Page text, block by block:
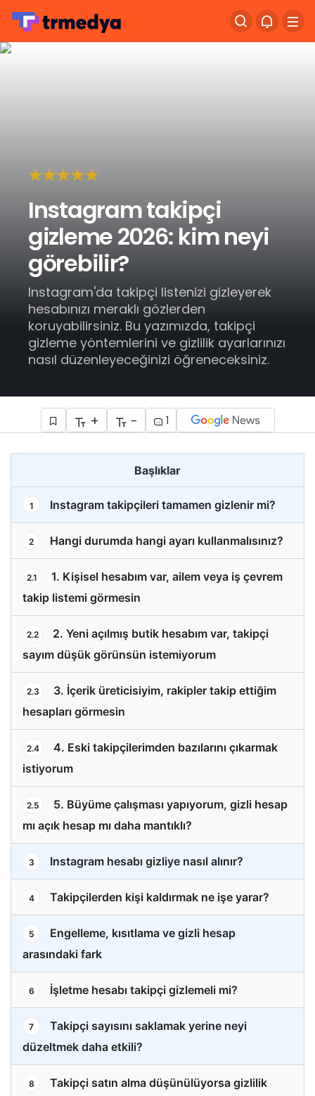
Instagram takipçi
gizleme 2026: kim neyi
görebilir?
Instagram'da takipçi listenizi gizleyerek
hesabınızı meraklı gözlerden
koruyabilirsiniz. Bu yazımızda, takipçi
gizleme yöntemlerini ve gizlilik ayarlarınızı
nasıl düzenleyeceğinizi öğreneceksiniz.
+ - 1
Başlıklar
1 Instagram takipçileri tamamen gizlenir mi?
2 Hangi durumda hangi ayarı kullanmalısınız?
2.1
1. Kişisel hesabım var, ailem veya iş çevrem
takip listemi görmesin
2.2
2. Yeni açılmış butik hesabım var, takipçi
sayım düşük görünsün istemiyorum
2.3
3. İçerik üreticisiyim, rakipler takip ettiğim
hesapları görmesin
2.4
4. Eski takipçilerimden bazılarını çıkarmak
istiyorum
2.5
5. Büyüme çalışması yapıyorum, gizli hesap
mı açık hesap mı daha mantıklı?
3 Instagram hesabı gizliye nasıl alınır?
4 Takipçilerden kişi kaldırmak ne işe yarar?
5
Engelleme, kısıtlama ve gizli hesap
arasındaki fark
6 İşletme hesabı takipçi gizlemeli mi?
7
Takipçi sayısını saklamak yerine neyi
düzeltmek daha etkili?
8
Takipçi satın alma düşünülüyorsa gizlilik